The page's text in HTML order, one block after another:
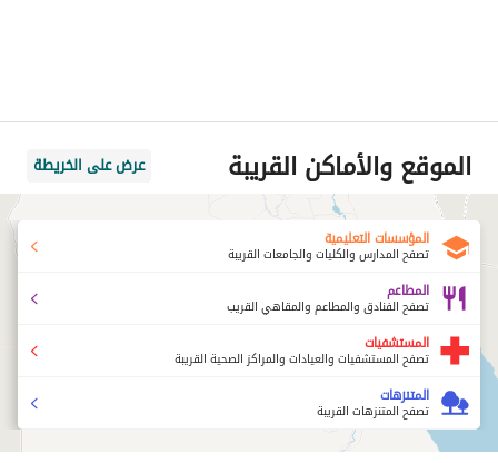
الموقع والأماكن القريبة عرض على الخريطة
المؤسسات التعليمية
تصفح المدارس والكليات والجامعات القريبة
المطاعم
تصفح الفنادق والمطاعم والمقاهي القريب
المستشفيات
تصفح المستشفيات والعيادات والمراكز الصحية القريبة
المتنزهات
تصفح المتنزهات القريبة